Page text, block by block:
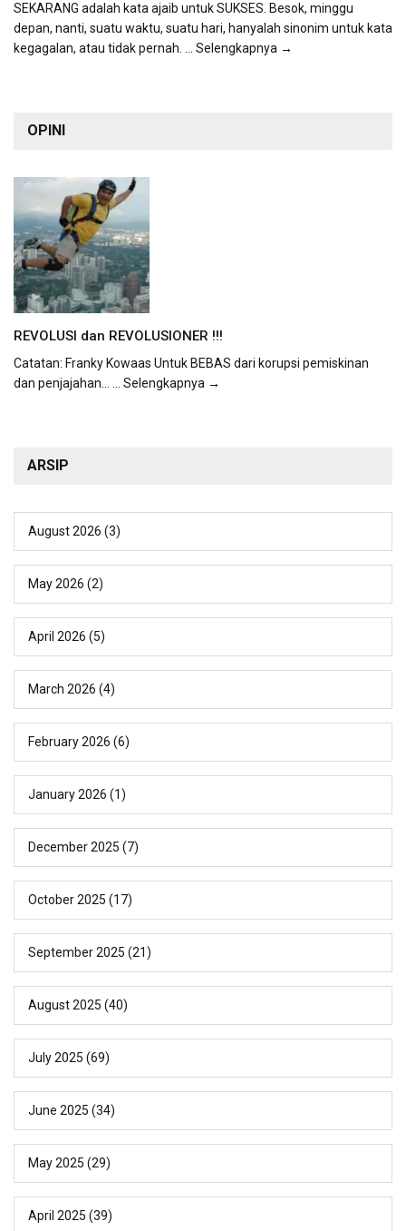
SEKARANG adalah kata ajaib untuk SUKSES. Besok, minggu
depan, nanti, suatu waktu, suatu hari, hanyalah sinonim untuk kata
kegagalan, atau tidak pernah. ... Selengkapnya →
OPINI
REVOLUSI dan REVOLUSIONER !!!
Catatan: Franky Kowaas Untuk BEBAS dari korupsi pemiskinan
dan penjajahan...
... Selengkapnya →
ARSIP
August 2026 (3)
May 2026 (2)
April 2026 (5)
March 2026 (4)
February 2026 (6)
January 2026 (1)
December 2025 (7)
October 2025 (17)
September 2025 (21)
August 2025 (40)
July 2025 (69)
June 2025 (34)
May 2025 (29)
April 2025 (39)